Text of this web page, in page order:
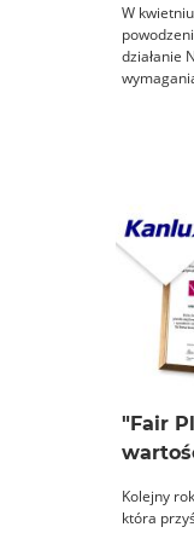
W
działanie
"Fair
Kolejny
która